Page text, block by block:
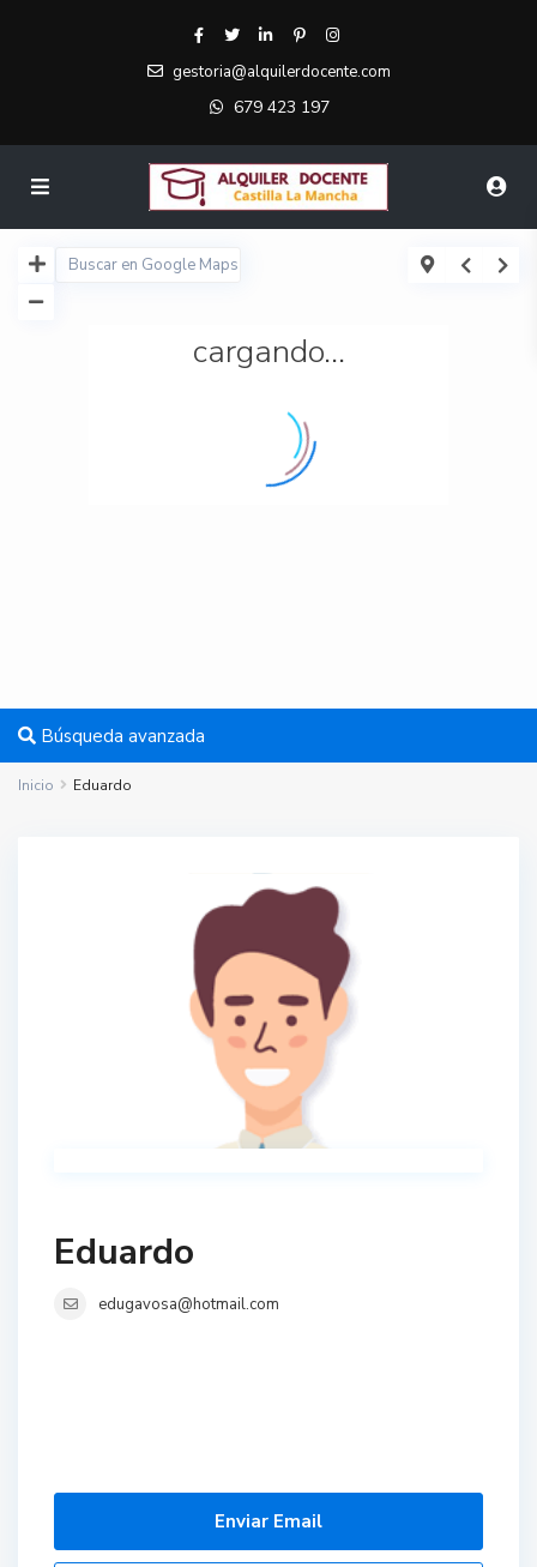
gestoria@alquilerdocente.com
679 423 197
cargando...
Búsqueda avanzada
Inicio Eduardo
Eduardo
edugavosa@hotmail.com
Enviar Email